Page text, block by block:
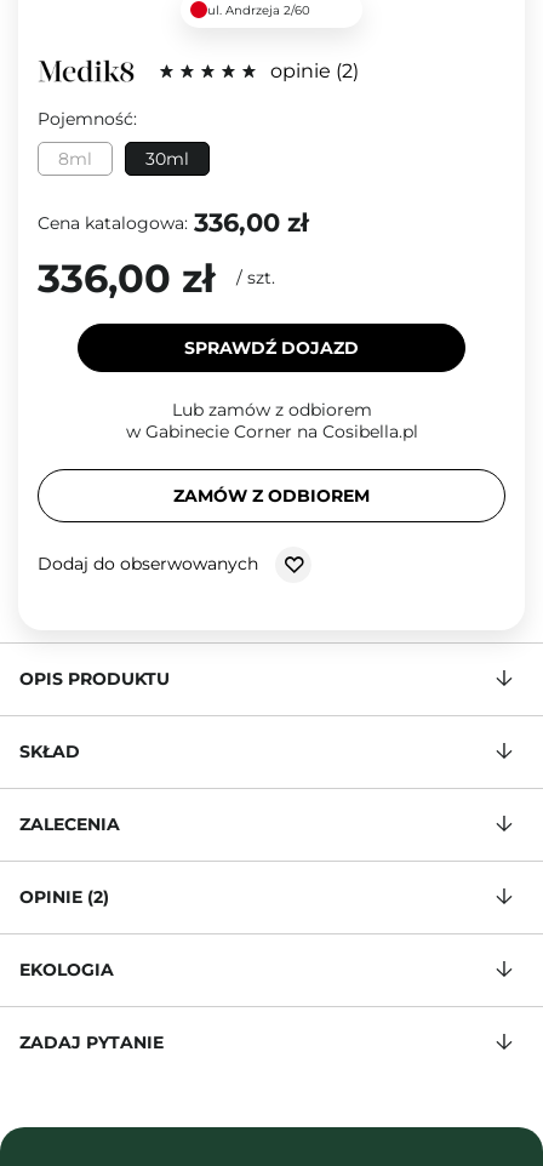
ul. Andrzeja 2/60
opinie 2
Pojemność:
8ml
30ml
Cena katalogowa: 336,00 zł
336,00 zł / szt.
SPRAWDŹ DOJAZD
Lub zamów z odbiorem
w Gabinecie Corner na Cosibella.pl
ZAMÓW Z ODBIOREM
Dodaj do obserwowanych
OPIS PRODUKTU
SKŁAD
ZALECENIA
OPINIE (2)
EKOLOGIA
ZADAJ PYTANIE